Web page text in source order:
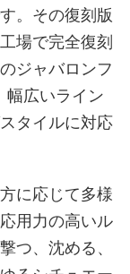
。その復刻版
場で完全復刻
ジャバロンフ
幅広いライン
タイルに対応
に応じて多様
用力の高いル
つ、沈める、